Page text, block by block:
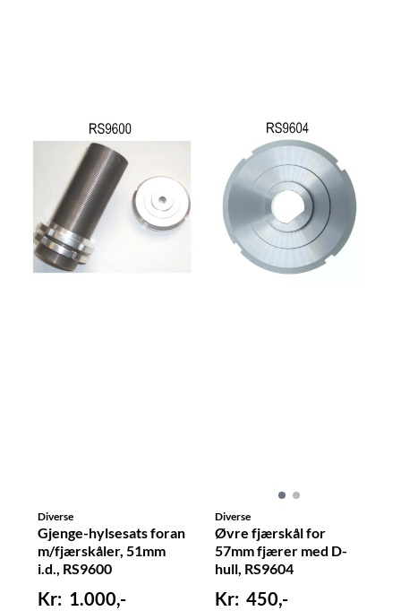
Diverse
Gjenge-hylsesats foran
m/fjærskåler, 51mm
i.d., RS9600
1.000,-
Diverse
Øvre fjærskål for
57mm fjærer med D-
hull, RS9604
450,-